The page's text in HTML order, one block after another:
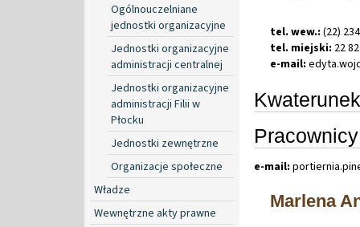
Ogólnouczelniane
jednostki organizacyjne
Jednostki organizacyjne
administracji centralnej
Jednostki organizacyjne
administracji Filii w
Płocku
Jednostki zewnętrzne
Organizacje społeczne
Władze
Wewnętrzne akty prawne
tel. wew.: (22)
tel. miejski: 22
e-mail: edyta.
Kwaterunek
e-mail: portiernia.
Marlena